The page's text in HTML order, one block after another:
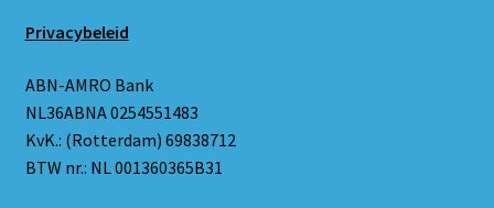
Privacybeleid
ABN-AMRO Bank
NL36ABNA 0254551483
KvK.: (Rotterdam) 69838712
BTW nr.: NL 001360365B31